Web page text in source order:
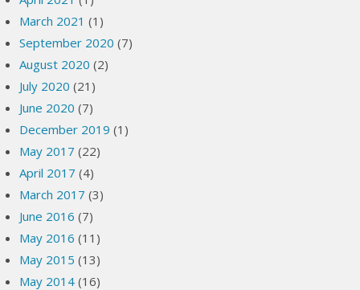
March 2021 (1)
September 2020 (7)
August 2020 (2)
July 2020 (21)
June 2020 (7)
December 2019 (1)
May 2017 (22)
April 2017 (4)
March 2017 (3)
June 2016 (7)
May 2016 (11)
May 2015 (13)
May 2014 (16)